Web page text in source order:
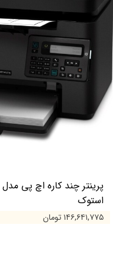
استوک
۱۴۶,۶۴۱,۷۷۵ تومان